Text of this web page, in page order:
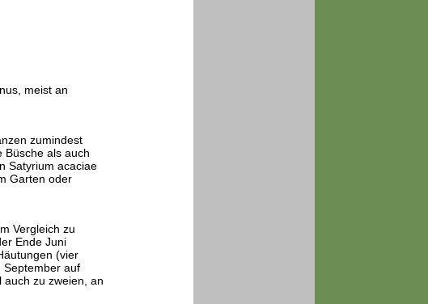
meist an
zumindest
Büsche als auch
Satyrium acaciae
Garten oder
Vergleich zu
Ende Juni
(vier
September auf
zu zweien, an